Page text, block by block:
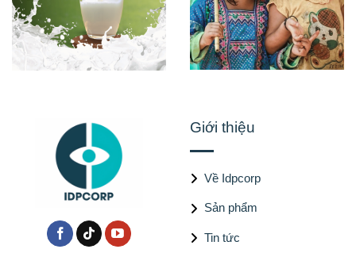
Giới thiệu
Về Idpcorp
Sản phẩm
Tin tức